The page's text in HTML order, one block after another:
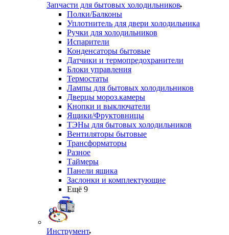
Запчасти для бытовых холодильников
Полки/Балконы
Уплотнитель для двери холодильника
Ручки для холодильников
Испарители
Конденсаторы бытовые
Датчики и термопредохранители
Блоки управления
Термостаты
Лампы для бытовых холодильников
Дверцы мороз.камеры
Кнопки и выключатели
Ящики/Фруктовницы
ТЭНы для бытовых холодильников
Вентиляторы бытовые
Трансформаторы
Разное
Таймеры
Панели ящика
Заслонки и комплектующие
Ещё 9
Инструмент